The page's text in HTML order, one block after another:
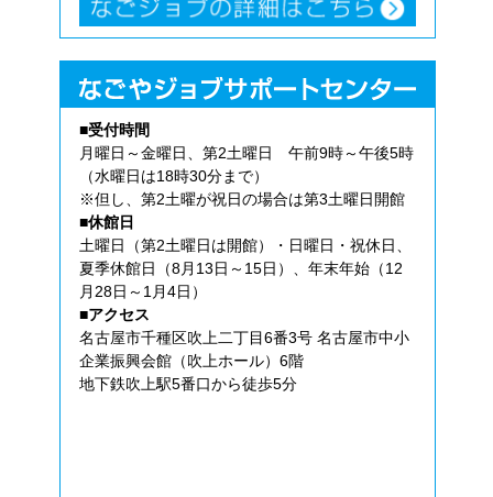
■受付時間
月曜日～金曜日、第2土曜日 午前9時～午後5時
（水曜日は18時30分まで）
※但し、第2土曜が祝日の場合は第3土曜日開館
■休館日
土曜日（第2土曜日は開館）・日曜日・祝休日、
夏季休館日（8月13日～15日）、年末年始（12
月28日～1月4日）
■アクセス
名古屋市千種区吹上二丁目6番3号 名古屋市中小
企業振興会館（吹上ホール）6階
地下鉄吹上駅5番口から徒歩5分